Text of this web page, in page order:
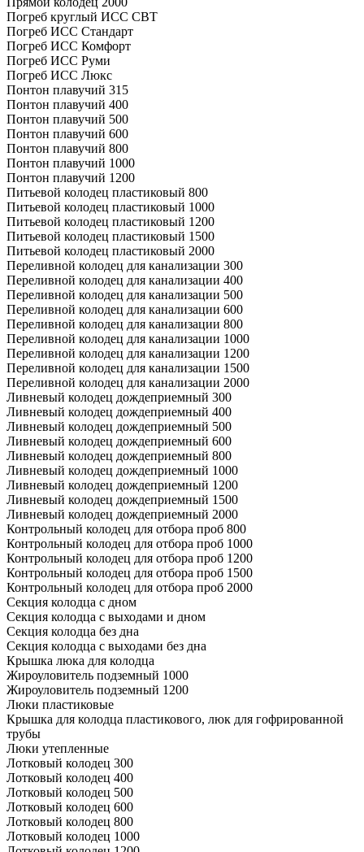
Погреб круглый ИСС СВТ
Погреб ИСС Стандарт
Погреб ИСС Комфорт
Погреб ИСС Руми
Погреб ИСС Люкс
Понтон плавучий 315
Понтон плавучий 400
Понтон плавучий 500
Понтон плавучий 600
Понтон плавучий 800
Понтон плавучий 1000
Понтон плавучий 1200
Питьевой колодец пластиковый 800
Питьевой колодец пластиковый 1000
Питьевой колодец пластиковый 1200
Питьевой колодец пластиковый 1500
Питьевой колодец пластиковый 2000
Переливной колодец для канализации 300
Переливной колодец для канализации 400
Переливной колодец для канализации 500
Переливной колодец для канализации 600
Переливной колодец для канализации 800
Переливной колодец для канализации 1000
Переливной колодец для канализации 1200
Переливной колодец для канализации 1500
Переливной колодец для канализации 2000
Ливневый колодец дождеприемный 300
Ливневый колодец дождеприемный 400
Ливневый колодец дождеприемный 500
Ливневый колодец дождеприемный 600
Ливневый колодец дождеприемный 800
Ливневый колодец дождеприемный 1000
Ливневый колодец дождеприемный 1200
Ливневый колодец дождеприемный 1500
Ливневый колодец дождеприемный 2000
Контрольный колодец для отбора проб 800
Контрольный колодец для отбора проб 1000
Контрольный колодец для отбора проб 1200
Контрольный колодец для отбора проб 1500
Контрольный колодец для отбора проб 2000
Секция колодца с дном
Секция колодца с выходами и дном
Секция колодца без дна
Секция колодца с выходами без дна
Крышка люка для колодца
Жироуловитель подземный 1000
Жироуловитель подземный 1200
Люки пластиковые
Крышка для колодца пластикового, люк для гофрированной
трубы
Люки утепленные
Лотковый колодец 300
Лотковый колодец 400
Лотковый колодец 500
Лотковый колодец 600
Лотковый колодец 800
Лотковый колодец 1000